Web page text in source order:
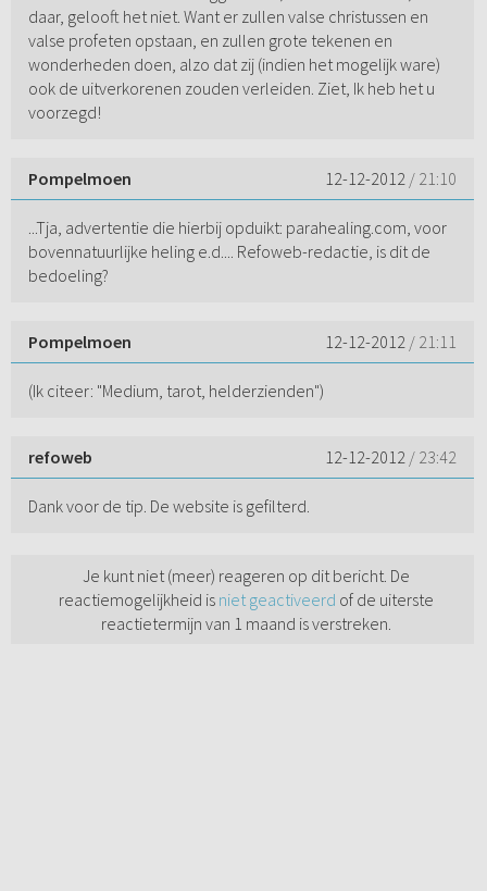
daar, gelooft het niet. Want er zullen valse christussen en
valse profeten opstaan, en zullen grote tekenen en
wonderheden doen, alzo dat zij (indien het mogelijk ware)
ook de uitverkorenen zouden verleiden. Ziet, Ik heb het u
voorzegd!
Pompelmoen 12-12-2012 / 21:10
...Tja, advertentie die hierbij opduikt: parahealing.com, voor
bovennatuurlijke heling e.d.... Refoweb-redactie, is dit de
bedoeling?
Pompelmoen 12-12-2012 / 21:11
(Ik citeer: "Medium, tarot, helderzienden")
refoweb 12-12-2012 / 23:42
Dank voor de tip. De website is gefilterd.
Je kunt niet (meer) reageren op dit bericht. De
reactiemogelijkheid is niet geactiveerd of de uiterste
reactietermijn van 1 maand is verstreken.